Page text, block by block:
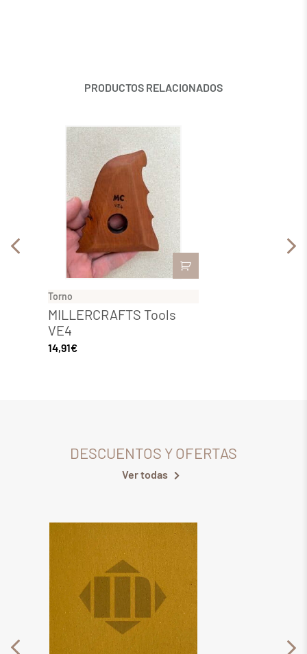
PRODUCTOS RELACIONADOS
Torno
MILLERCRAFTS Tools
VE4
14,91€
DESCUENTOS Y OFERTAS
Ver todas